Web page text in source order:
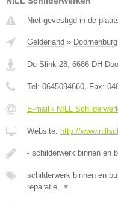
Niet gevestigd in de
Gelderland » Doornenburg
De Slink 28, 6686 DH
Tel: 0645094660, Fax:
E-mail › NILL
Website: http://
- schilderwerk binnen en
schilderwerk binnen en
reparatie, ▼